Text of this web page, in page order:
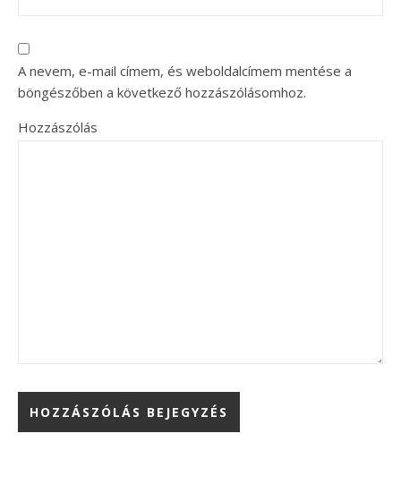
A nevem, e-mail címem, és weboldalcímem mentése a
böngészőben a következő hozzászólásomhoz.
Hozzászólás